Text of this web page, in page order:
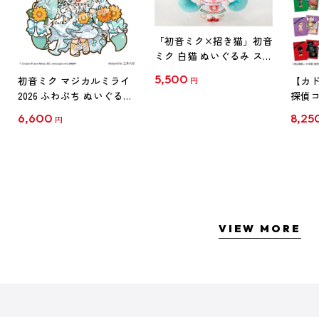
初音ミク マジカルミライ
2026 ふわぷち ぬいぐるみ
6,600 円
「初音ミク×招き猫」初音
ミク 白猫 ぬいぐるみ スタ
5,500 円
【カ
探偵
クリ
VIEW MORE